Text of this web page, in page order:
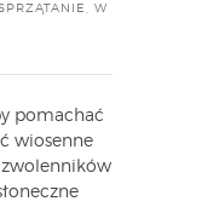
W
pomachać
wiosenne
zwolenników